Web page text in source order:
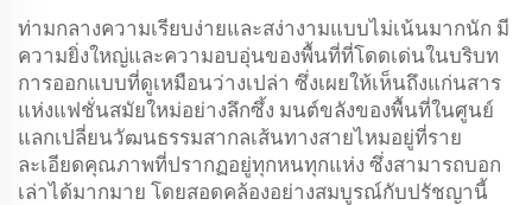
ท่ามกลางความเรียบง่ายและสง่างามแบบไม่เน้นมากนัก มี
ความยิ่งใหญ่และความอบอุ่นของพื้นที่ที่โดดเด่นในบริบท
การออกแบบที่ดูเหมือนว่างเปล่า ซึ่งเผยให้เห็นถึงแก่นสาร
แห่งแฟชั่นสมัยใหม่อย่างลึกซึ้ง มนต์ขลังของพื้นที่ในศูนย์
แลกเปลี่ยนวัฒนธรรมสากลเส้นทางสายไหมอยู่ที่ราย
ละเอียดคุณภาพที่ปรากฏอยู่ทุกหนทุกแห่ง ซึ่งสามารถบอก
เล่าได้มากมาย โดยสอดคล้องอย่างสมบูรณ์กับปรัชญานี้